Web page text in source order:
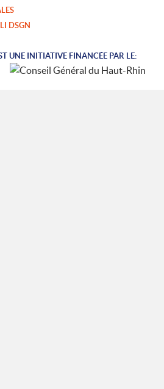
DSGN
UNE INITIATIVE FINANCÉE PAR LE: